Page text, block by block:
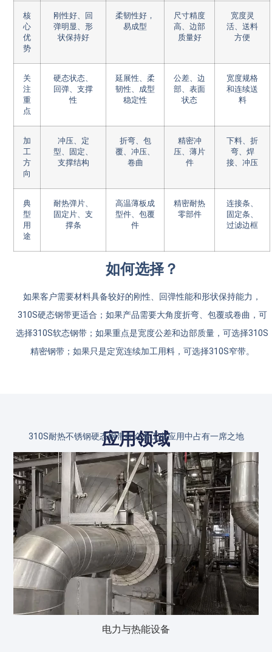
核
心
优
势
刚性好、回
弹明显、形
状保持好
柔韧性好，
易成型
尺寸精度
高、边部
质量好
宽度灵
活、送料
方便
关
注
重
点
硬态状态、
回弹、支撑
性
延展性、柔
韧性、成型
稳定性
公差、边
部、表面
状态
宽度规格
和连续送
料
加
工
方
向
冲压、定
型、固定、
支撑结构
折弯、包
覆、冲压、
卷曲
精密冲
压、薄片
件
下料、折
弯、焊
接、冲压
典
型
用
途
耐热弹片、
固定片、支
撑条
高温薄板成
型件、包覆
件
精密耐热
零部件
连接条、
固定条、
过滤边框
如何选择？
如果客户需要材料具备较好的刚性、回弹性能和形状保持能力，
310S硬态钢带更适合；如果产品需要大角度折弯、包覆或卷曲，可
选择310S软态钢带；如果重点是宽度公差和边部质量，可选择310S
精密钢带；如果只是定宽连续加工用料，可选择310S窄带。
应用领域
310S耐热不锈钢硬态钢带在众多工业应用中占有一席之地
电力与热能设备